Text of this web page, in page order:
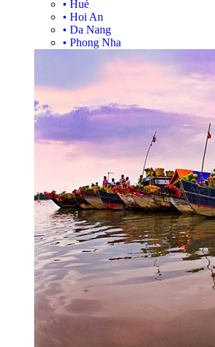
• Hué
• Hoi An
• Da Nang
• Phong Nha